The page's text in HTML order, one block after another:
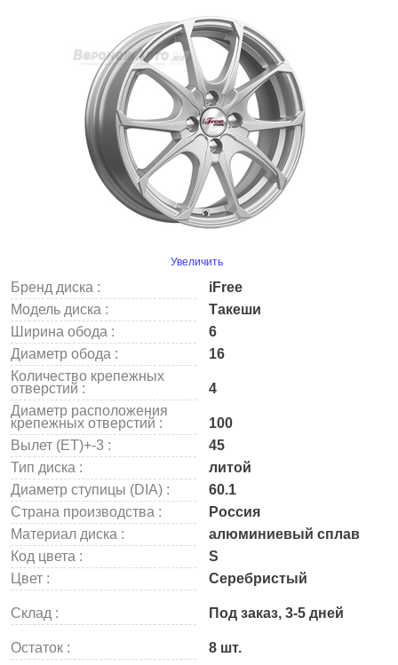
Увеличить
Бренд диска :
iFree
Модель диска :
Такеши
Ширина обода :
6
Диаметр обода :
16
Количество крепежных
отверстий :
4
Диаметр расположения
крепежных отверстий :
100
Вылет (ET)+-3 :
45
Тип диска :
литой
Диаметр ступицы (DIA) :
60.1
Страна производства :
Россия
Материал диска :
алюминиевый сплав
Код цвета :
S
Цвет :
Серебристый
Склад : Под заказ, 3-5 дней
Остаток : 8 шт.